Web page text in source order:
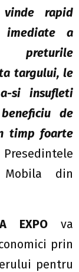
rapid
imediate a
preturile
targului, le
si insufleti
de
timp foarte
Mobila din
EXPO va
prin
pentru